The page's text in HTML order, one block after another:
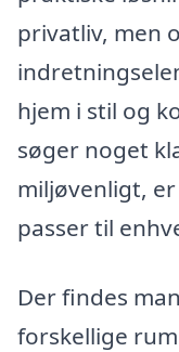
privatliv, men
hjem i stil og
søger noget
miljøvenligt,
passer til
Der findes
forskellige